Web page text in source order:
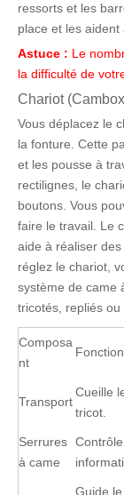
ressorts et les
place et les
Astuce : Le
la difficulté de
Chariot
Vous déplacez le
la fonture. Cette
et les pousse à
rectilignes, le
boutons. Vous
faire le travail. Le
aide à réaliser
réglez le chariot,
système de came
tricotés, repliés ou
Composa
nt
Fonction
Transport
Cueille
tricot.
Serrures
à came
Guide